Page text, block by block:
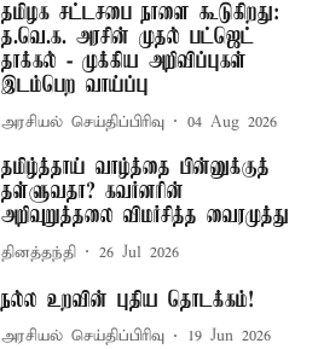
தமிழக சட்டசபை நாளை கூடுகிறது:
த.வெ.க. அரசின் முதல் பட்ஜெட்
தாக்கல் - முக்கிய அறிவிப்புகள்
இடம்பெற வாய்ப்பு
அரசியல் செய்திப்பிரிவு 04 Aug 2026
தமிழ்த்தாய் வாழ்த்தை பின்னுக்குத்
தள்ளுவதா? கவர்னரின்
அறிவுறுத்தலை விமர்சித்த வைரமுத்து
தினத்தந்தி 26 Jul 2026
நல்ல உறவின் புதிய தொடக்கம்!
அரசியல் செய்திப்பிரிவு 19 Jun 2026